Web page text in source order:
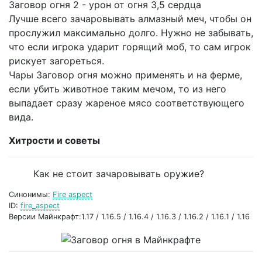
Заговор огня 2 - урон от огня 3,5 сердца
Лучше всего зачаровывать алмазный меч, чтобы он
прослужил максимально долго. Нужно не забывать,
что если игрока ударит горящий моб, то сам игрок
рискует загореться.
Чары Заговор огня можно применять и на ферме,
если убить животное таким мечом, то из него
выпадает сразу жареное мясо соответствующего
вида.
Хитрости и советы
Как не стоит зачаровывать оружие?
Синонимы: Fire aspect
ID: fire_aspect
Версии Майнкрафт:1.17 / 1.16.5 / 1.16.4 / 1.16.3 / 1.16.2 / 1.16.1 / 1.16